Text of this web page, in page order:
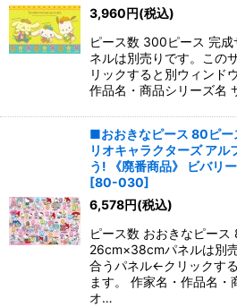
絞り込む
3,960円(税込)
ピース数 300ピース 完
ネルは別売りです。この
リックすると別ウィンド
作品名・商品シリーズ名
■おおきなピース 80ピー
リオキャラクターズ ア
う! 《廃番商品》 ビバ
[80-030]
6,578円(税込)
ピース数 おおきなピー
26cm×38cmパネルは別
合うパネル←クリックす
ます。 作家名・作品名・
オ…